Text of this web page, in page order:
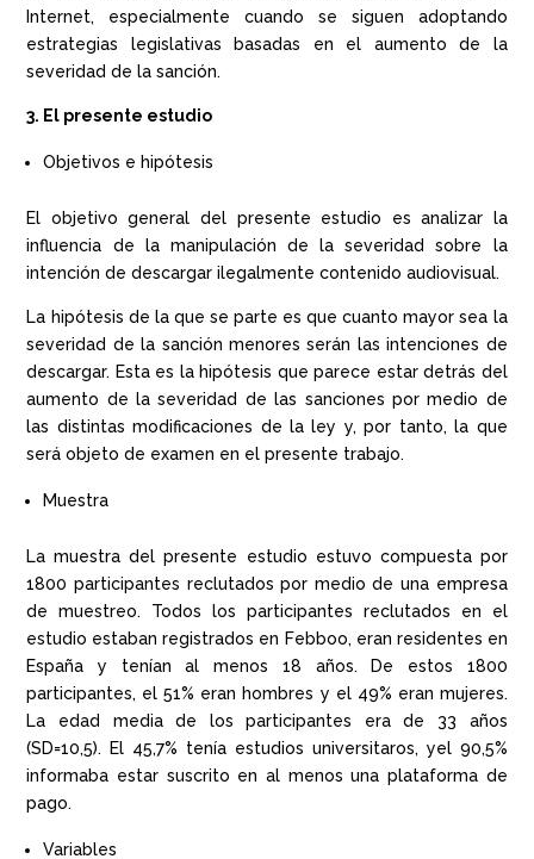
Internet, especialmente cuando se siguen adoptando
estrategias legislativas basadas en el aumento de la
severidad de la sanción.
3. El presente estudio
Objetivos e hipótesis
El objetivo general del presente estudio es analizar la
influencia de la manipulación de la severidad sobre la
intención de descargar ilegalmente contenido audiovisual.
La hipótesis de la que se parte es que cuanto mayor sea la
severidad de la sanción menores serán las intenciones de
descargar. Esta es la hipótesis que parece estar detrás del
aumento de la severidad de las sanciones por medio de
las distintas modificaciones de la ley y, por tanto, la que
será objeto de examen en el presente trabajo.
Muestra
La muestra del presente estudio estuvo compuesta por
1800 participantes reclutados por medio de una empresa
de muestreo. Todos los participantes reclutados en el
estudio estaban registrados en Febboo, eran residentes en
España y tenían al menos 18 años. De estos 1800
participantes, el 51% eran hombres y el 49% eran mujeres.
La edad media de los participantes era de 33 años
(SD=10,5). El 45,7% tenía estudios universitaros, yel 90,5%
informaba estar suscrito en al menos una plataforma de
pago.
Variables